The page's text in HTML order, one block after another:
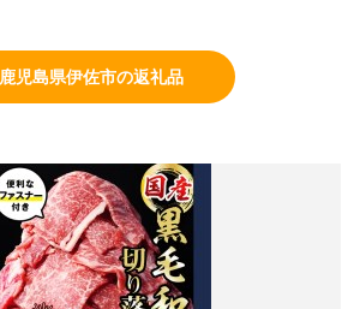
鹿児島県伊佐市の返礼品